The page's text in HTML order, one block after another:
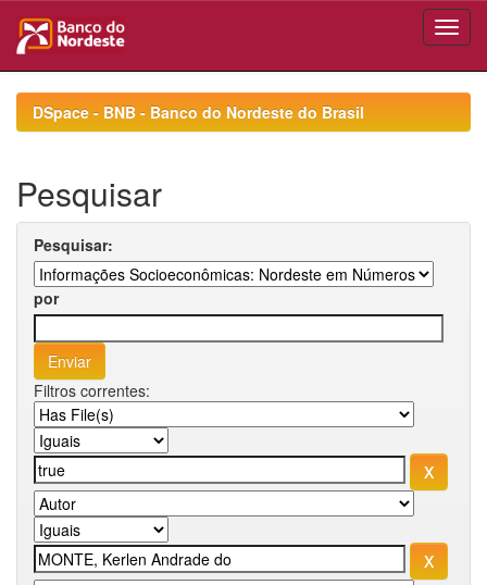
navigationDSpace - BNB - Banco do Nordeste do Brasil
Pesquisar
Pesquisar:
por
Filtros correntes: